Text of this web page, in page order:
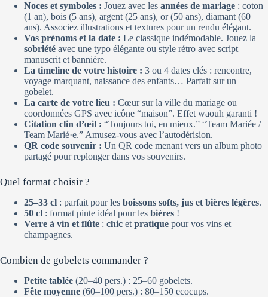
Noces et symboles : Jouez avec les années de mariage : coton
(1 an), bois (5 ans), argent (25 ans), or (50 ans), diamant (60
ans). Associez illustrations et textures pour un rendu élégant.
Vos prénoms et la date : Le classique indémodable. Jouez la
sobriété avec une typo élégante ou style rétro avec script
manuscrit et bannière.
La timeline de votre histoire : 3 ou 4 dates clés : rencontre,
voyage marquant, naissance des enfants… Parfait sur un
gobelet.
La carte de votre lieu : Cœur sur la ville du mariage ou
coordonnées GPS avec icône “maison”. Effet waouh garanti !
Citation clin d’œil : “Toujours toi, en mieux.” “Team Mariée /
Team Marié·e.” Amusez-vous avec l’autodérision.
QR code souvenir : Un QR code menant vers un album photo
partagé pour replonger dans vos souvenirs.
Quel format choisir ?
25–33 cl : parfait pour les boissons softs, jus et bières légères.
50 cl : format pinte idéal pour les bières !
Verre à vin et flûte : chic et pratique pour vos vins et
champagnes.
Combien de gobelets commander ?
Petite tablée (20–40 pers.) : 25–60 gobelets.
Fête moyenne (60–100 pers.) : 80–150 ecocups.